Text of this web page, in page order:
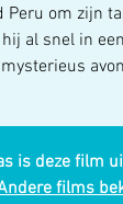
Peru om zijn
al snel in
mysterieus
is deze film
films